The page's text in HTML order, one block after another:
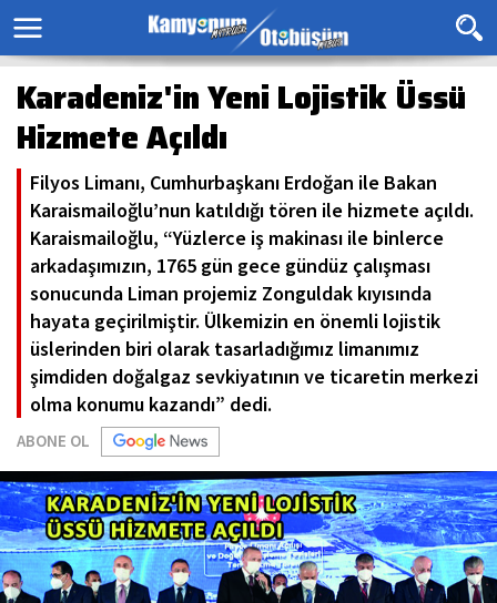
Karadeniz'in Yeni Lojistik Üssü
Hizmete Açıldı
Filyos Limanı, Cumhurbaşkanı Erdoğan ile Bakan
Karaismailoğlu’nun katıldığı tören ile hizmete açıldı.
Karaismailoğlu, “Yüzlerce iş makinası ile binlerce
arkadaşımızın, 1765 gün gece gündüz çalışması
sonucunda Liman projemiz Zonguldak kıyısında
hayata geçirilmiştir. Ülkemizin en önemli lojistik
üslerinden biri olarak tasarladığımız limanımız
şimdiden doğalgaz sevkiyatının ve ticaretin merkezi
olma konumu kazandı” dedi.
ABONE OL